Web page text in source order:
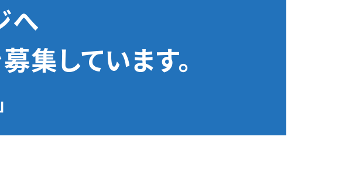
へ
集しています。